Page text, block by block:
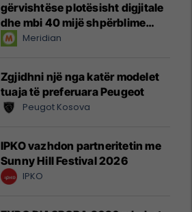
gërvishtëse plotësisht digjitale
dhe mbi 40 mijë shpërblime
instant!Meridian
Zgjidhni një nga katër modelet
tuaja të preferuara Peugeot
Peugot Kosova
IPKO vazhdon partneritetin me
Sunny Hill Festival 2026
IPKO